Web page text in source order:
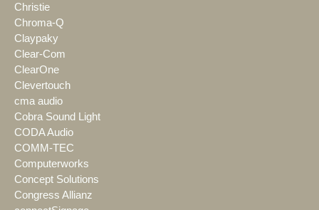
Christie
Chroma-Q
Claypaky
Clear-Com
ClearOne
Clevertouch
cma audio
Cobra Sound Light
CODA Audio
COMM-TEC
Computerworks
Concept Solutions
Congress Allianz